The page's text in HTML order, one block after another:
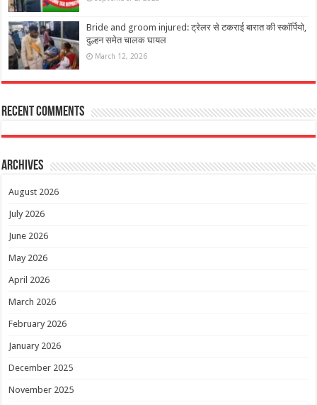
Bride and groom injured: ट्रेलर से टकराई बारात की स्कॉर्पियो,
दुल्हन समेत चालक घायल
March 12, 2026
Recent Comments
Archives
August 2026
July 2026
June 2026
May 2026
April 2026
March 2026
February 2026
January 2026
December 2025
November 2025